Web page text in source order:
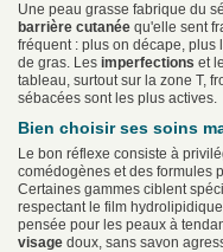
Une peau grasse fabrique du
barrière cutanée qu'elle sent
fréquent : plus on décape,
de gras. Les imperfections et
tableau, surtout sur la zone T,
sébacées sont les plus actives.
Bien choisir ses soins
Le bon réflexe consiste à
comédogènes et des formules
Certaines gammes ciblent
respectant le film
pensée pour les peaux à
visage doux, sans savon